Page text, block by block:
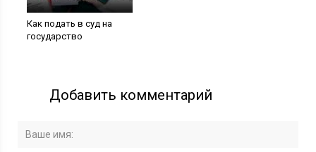
Как подать в суд на
государство
Добавить комментарий